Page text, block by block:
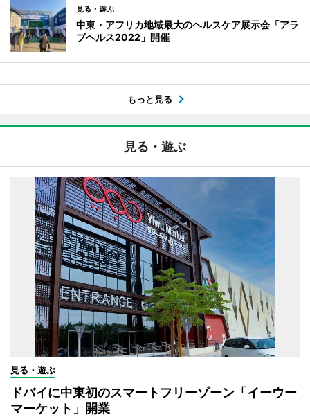
見る・遊ぶ
中東・アフリカ地域最大のヘルスケア展示会「アラ
ブヘルス2022」開催
もっと見る
見る・遊ぶ
見る・遊ぶ
ドバイに中東初のスマートフリーゾーン「イーウー
マーケット」開業